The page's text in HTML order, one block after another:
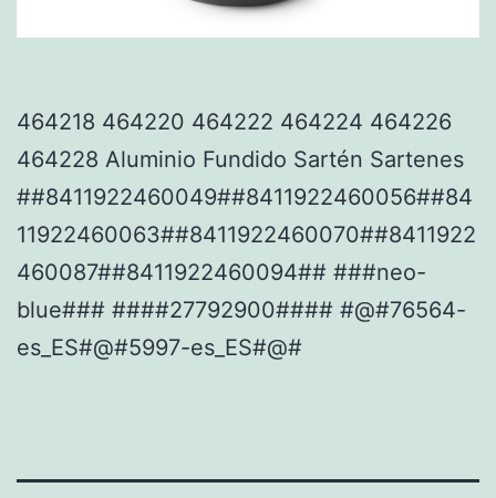
464218 464220 464222 464224 464226
464228 Aluminio Fundido Sartén Sartenes
##8411922460049##8411922460056##84
11922460063##8411922460070##8411922
460087##8411922460094## ###neo-
blue### ####27792900#### #@#76564-
es_ES#@#5997-es_ES#@#